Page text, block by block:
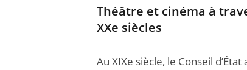
Théâtre et cinéma à
XXe siècles
Au XIXe siècle, le Conseil